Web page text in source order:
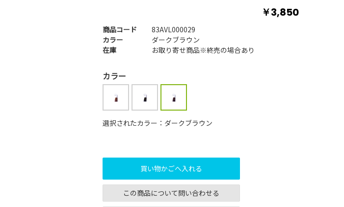
￥3,850
商品コード
83AVL000029
カラー
ダークブラウン
在庫
お取り寄せ商品※終売の場合あり
カラー
選択されたカラー：ダークブラウン
買い物かごへ入れる
この商品について問い合わせる